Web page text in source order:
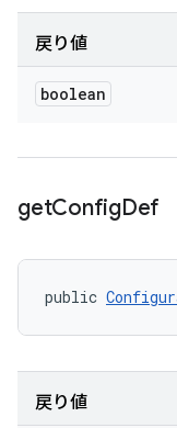
戻り値
boolean
getConfigDef
public
戻り値